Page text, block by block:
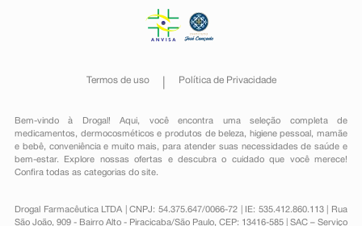
Termos de uso Política de Privacidade
Bem-vindo à Drogal! Aqui, você encontra uma seleção completa de
medicamentos , dermocosméticos e produtos de beleza, higiene pessoal ,mamãe
e bebê, conveniênciae muito mais, para atender suas necessidades de saúde e
bem-estar. Explore nossas ofertas e descubra o cuidado que você merece!
Confira todas as categorias do site.
Drogal Farmacêutica LTDA | CNPJ: 54.375.647/0066-72 | IE: 535.412.860.113 | Rua
São João, 909 - Bairro Alto - Piracicaba/São Paulo, CEP: 13416-585 | SAC – Serviço